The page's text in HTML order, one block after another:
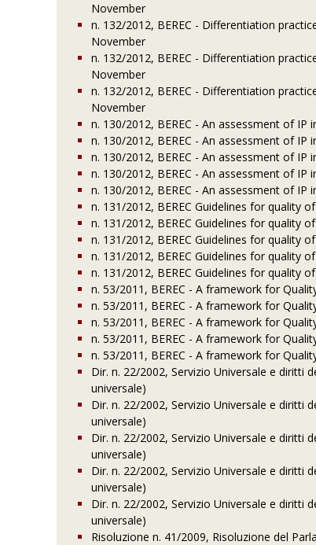
November
n. 132/2012, BEREC - Differentiation
November
n. 132/2012, BEREC - Differentiation
November
n. 132/2012, BEREC - Differentiation
November
n. 130/2012, BEREC - An assessment of
n. 130/2012, BEREC - An assessment of
n. 130/2012, BEREC - An assessment of
n. 130/2012, BEREC - An assessment of
n. 130/2012, BEREC - An assessment of
n. 131/2012, BEREC Guidelines for quality
n. 131/2012, BEREC Guidelines for quality
n. 131/2012, BEREC Guidelines for quality
n. 131/2012, BEREC Guidelines for quality
n. 131/2012, BEREC Guidelines for quality
n. 53/2011, BEREC - A framework for
n. 53/2011, BEREC - A framework for
n. 53/2011, BEREC - A framework for
n. 53/2011, BEREC - A framework for
n. 53/2011, BEREC - A framework for
Dir. n. 22/2002, Servizio Universale e diritti
universale)
Dir. n. 22/2002, Servizio Universale e diritti
universale)
Dir. n. 22/2002, Servizio Universale e diritti
universale)
Dir. n. 22/2002, Servizio Universale e diritti
universale)
Dir. n. 22/2002, Servizio Universale e diritti
universale)
Risoluzione n. 41/2009, Risoluzione del